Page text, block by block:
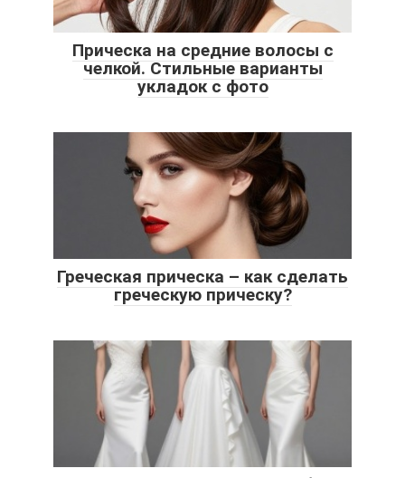
Прическа на средние волосы с
челкой. Стильные варианты
укладок с фото
Греческая прическа – как сделать
греческую прическу?